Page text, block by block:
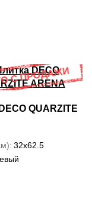
QUARZITE
32x62.5